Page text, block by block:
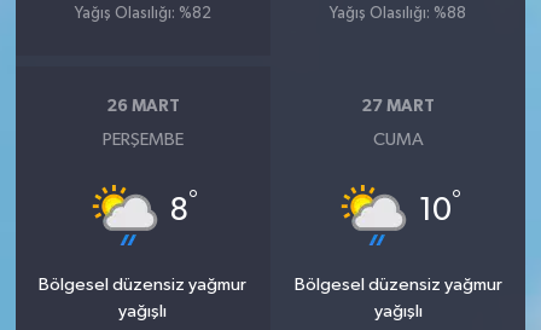
Yağış Olasılığı: %82
Yağış Olasılığı: %88
26 MART
PERŞEMBE
8°
Bölgesel düzensiz yağmur
yağışlı
27 MART
CUMA
10°
Bölgesel düzensiz yağmur
yağışlı